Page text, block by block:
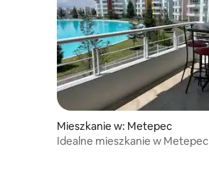
Mieszkanie w: Metepec
Idealne mieszkanie w Metepec